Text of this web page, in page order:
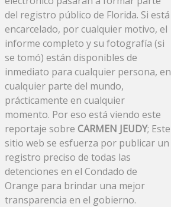
del registro público de Florida. Si está
encarcelado, por cualquier motivo, el
informe completo y su fotografía (si
se tomó) están disponibles de
inmediato para cualquier persona, en
cualquier parte del mundo,
prácticamente en cualquier
momento. Por eso está viendo este
reportaje sobre CARMEN JEUDY; Este
sitio web se esfuerza por publicar un
registro preciso de todas las
detenciones en el Condado de
Orange para brindar una mejor
transparencia en el gobierno.